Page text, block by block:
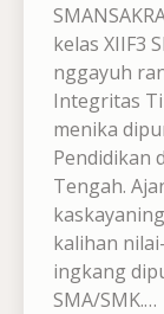
kelas XIIF3
nggayuh
Integritas
menika
Pendidikan
Tengah.
kalihan
ingkang
SMA/SMK.…